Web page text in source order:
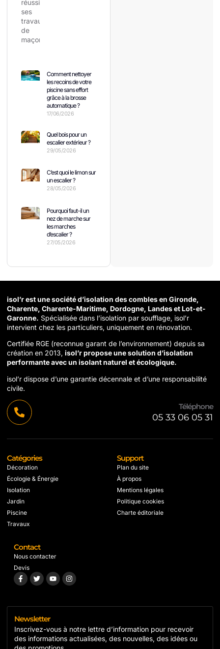
Comment nettoyer
les recoins de votre
piscine sans effort
grâce à la brosse
automatique ?
17/06/2026
Quel bois pour un
escalier extérieur ?
29/05/2026
C’est quoi le limon sur
un escalier ?
28/05/2026
Pourquoi faut-il un
nez de marche sur
les marches
d’escalier ?
27/05/2026
isol’r est une société d’isolation des combles en Gironde,
Charente, Charente-Maritime, Dordogne, Landes et Lot-et-
Garonne. Spécialisée dans l’isolation par soufflage, isol’r
intervient chez les particuliers, uniquement en rénovation.
Certifiée RGE (reconnue garant de l’environnement) depuis sa
création en 2013, isol’r propose une solution d’isolation
performante avec un isolant naturel et écologique.
isol’r dispose d’une garantie décennale et d’une responsabilité
civile.
Téléphone
05 33 06 05 31
Catégories
Décoration
Écologie & Énergie
Isolation
Jardin
Piscine
Travaux
Support
Plan du site
À propos
Mentions légales
Politique cookies
Charte éditoriale
Contact
Nous contacter
Devis
Newsletter
Inscrivez-vous à notre lettre d’information pour recevoir
des informations actualisées, des nouvelles, des idées ou